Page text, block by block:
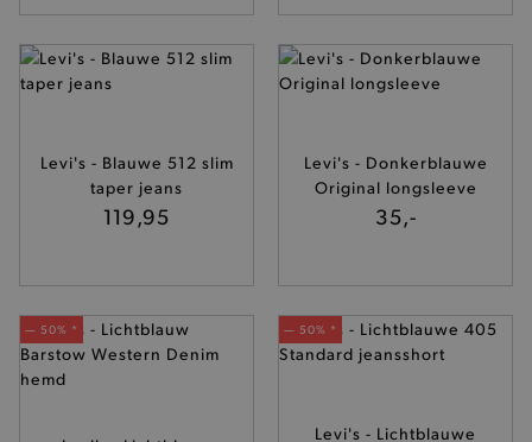
Levi's - Blauwe 512 slim
taper jeans
119,95
Levi's - Donkerblauwe
Original longsleeve
35,-
— 50% * — 50% *
Levi's - Lichtblauwe
.brooklyn.be
.brooklyn.be
Google Privacy Policy